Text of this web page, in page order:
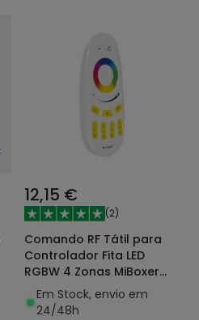
12,15 €
(2)
Comando RF Tátil para
Controlador Fita LED
RGBW 4 Zonas MiBoxer
FUT096
Em Stock, envio em
24/48h